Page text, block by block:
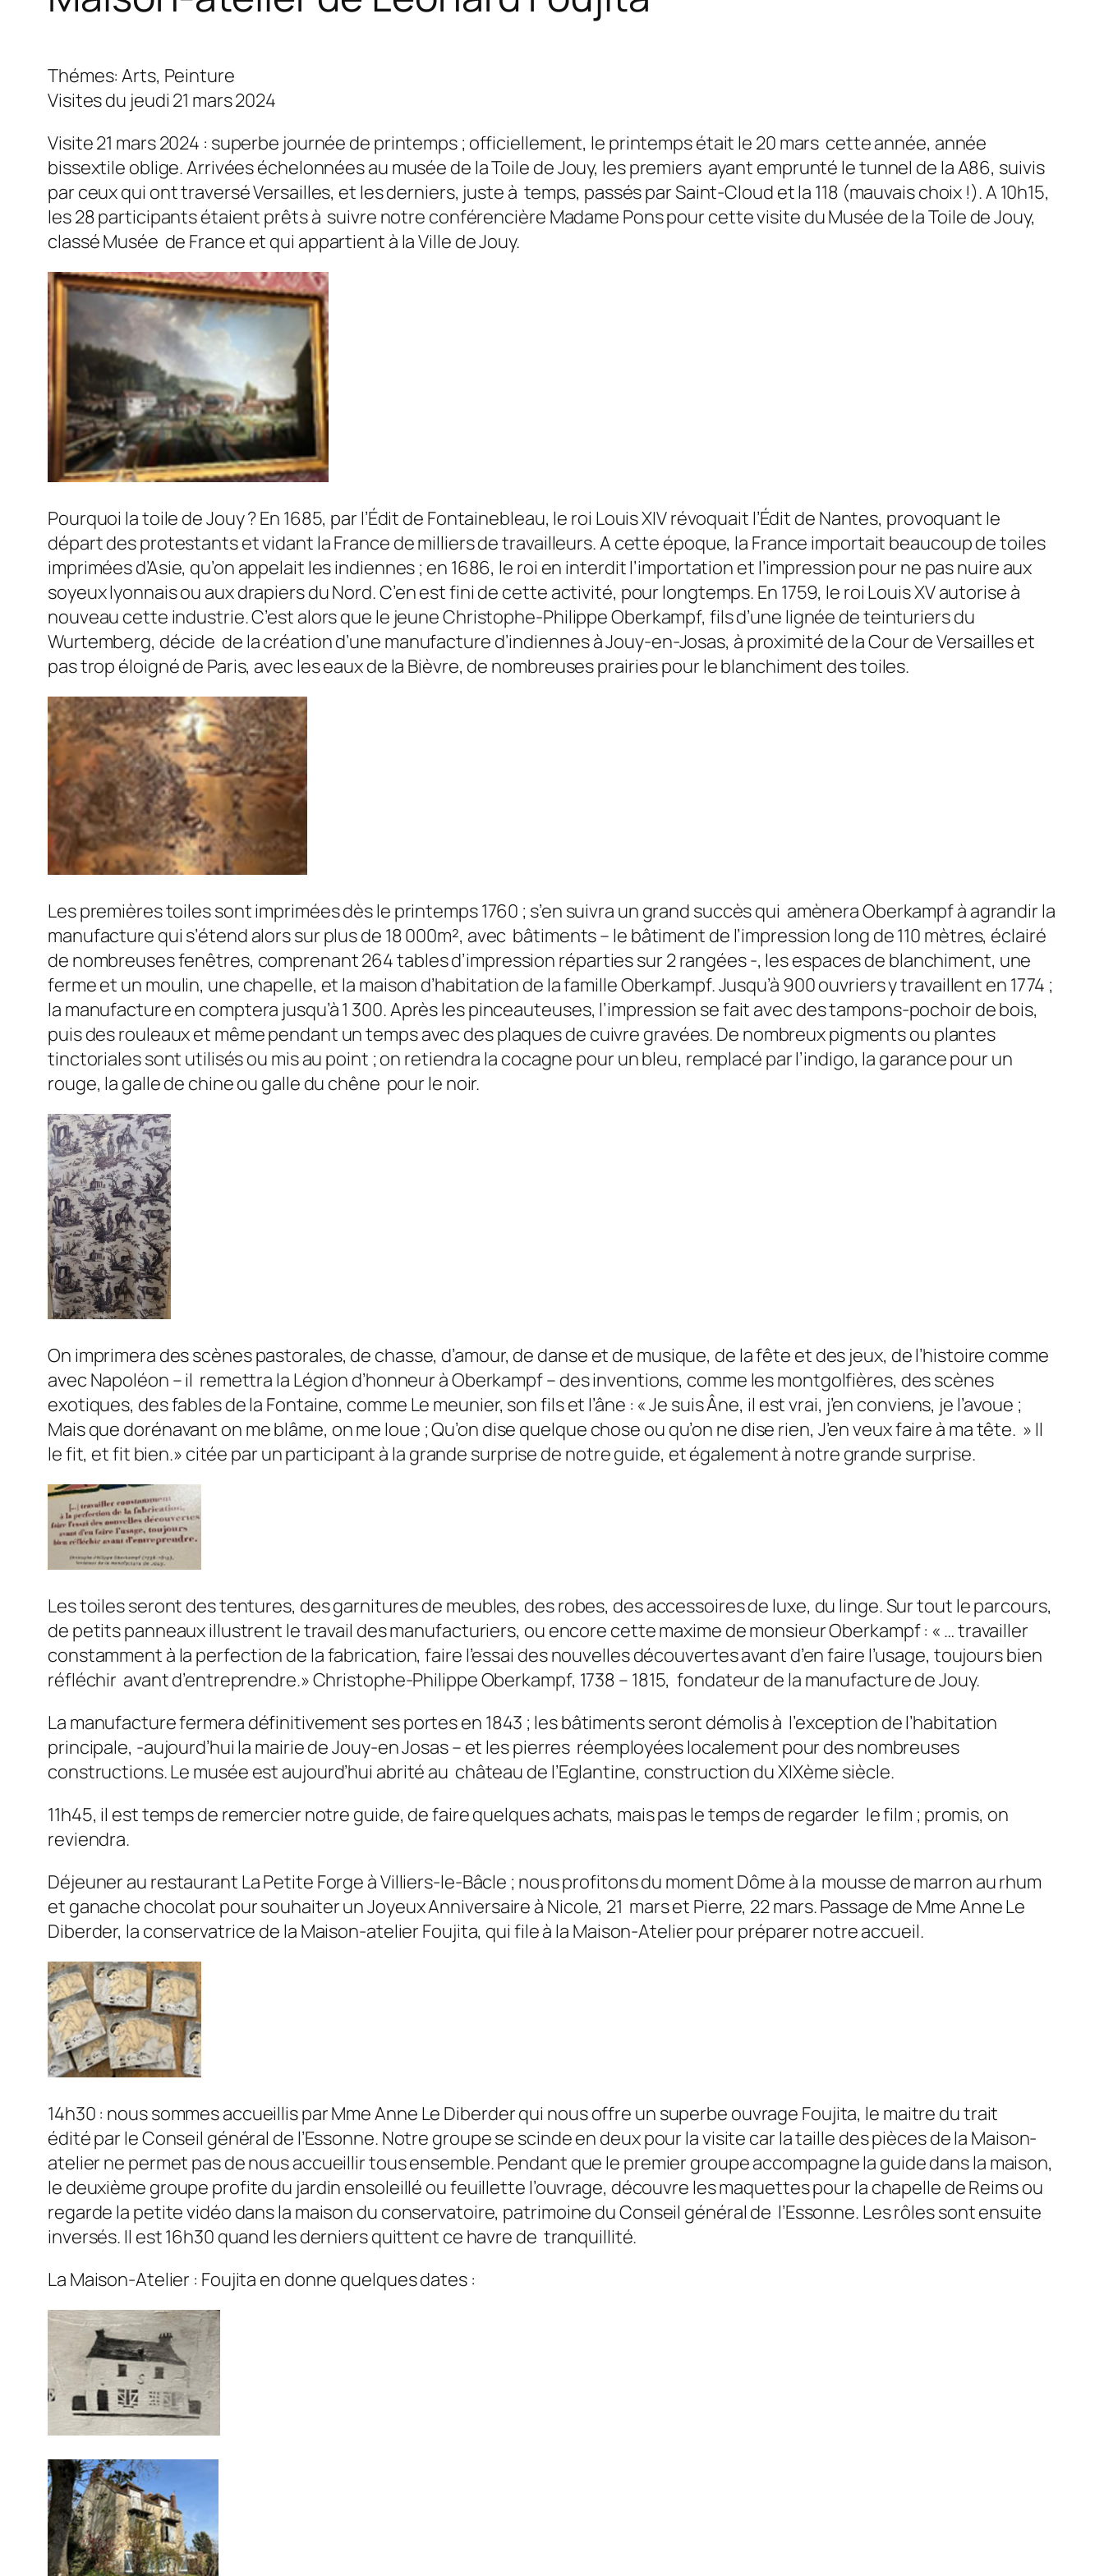
Thémes: Arts, Peinture
Visites du jeudi 21 mars 2024
Visite 21 mars 2024 : superbe journée de printemps ; officiellement, le printemps était le 20 mars cette année, année
bissextile oblige. Arrivées échelonnées au musée de la Toile de Jouy, les premiers ayant emprunté le tunnel de la A86, suivis
par ceux qui ont traversé Versailles, et les derniers, juste à temps, passés par Saint-Cloud et la 118 (mauvais choix !). A 10h15,
les 28 participants étaient prêts à suivre notre conférencière Madame Pons pour cette visite du Musée de la Toile de Jouy,
classé Musée de France et qui appartient à la Ville de Jouy.
Pourquoi la toile de Jouy ? En 1685, par l’Édit de Fontainebleau, le roi Louis XIV révoquait l’Édit de Nantes, provoquant le
départ des protestants et vidant la France de milliers de travailleurs. A cette époque, la France importait beaucoup de toiles
imprimées d’Asie, qu’on appelait les indiennes ; en 1686, le roi en interdit l’importation et l’impression pour ne pas nuire aux
soyeux lyonnais ou aux drapiers du Nord. C’en est fini de cette activité, pour longtemps. En 1759, le roi Louis XV autorise à
nouveau cette industrie. C’est alors que le jeune Christophe-Philippe Oberkampf, fils d’une lignée de teinturiers du
Wurtemberg, décide de la création d’une manufacture d’indiennes à Jouy-en-Josas, à proximité de la Cour de Versailles et
pas trop éloigné de Paris, avec les eaux de la Bièvre, de nombreuses prairies pour le blanchiment des toiles.
Les premières toiles sont imprimées dès le printemps 1760 ; s’en suivra un grand succès qui amènera Oberkampf à agrandir la
manufacture qui s’étend alors sur plus de 18 000m², avec bâtiments – le bâtiment de l’impression long de 110 mètres, éclairé
de nombreuses fenêtres, comprenant 264 tables d’impression réparties sur 2 rangées -, les espaces de blanchiment, une
ferme et un moulin, une chapelle, et la maison d’habitation de la famille Oberkampf. Jusqu’à 900 ouvriers y travaillent en 1774 ;
la manufacture en comptera jusqu’à 1 300. Après les pinceauteuses, l’impression se fait avec des tampons-pochoir de bois,
puis des rouleaux et même pendant un temps avec des plaques de cuivre gravées. De nombreux pigments ou plantes
tinctoriales sont utilisés ou mis au point ; on retiendra la cocagne pour un bleu, remplacé par l’indigo, la garance pour un
rouge, la galle de chine ou galle du chêne pour le noir.
On imprimera des scènes pastorales, de chasse, d’amour, de danse et de musique, de la fête et des jeux, de l’histoire comme
avec Napoléon – il remettra la Légion d’honneur à Oberkampf – des inventions, comme les montgolfières, des scènes
exotiques, des fables de la Fontaine, comme Le meunier, son fils et l’âne : « Je suis Âne, il est vrai, j’en conviens, je l’avoue ;
Mais que dorénavant on me blâme, on me loue ; Qu’on dise quelque chose ou qu’on ne dise rien, J’en veux faire à ma tête. » Il
le fit, et fit bien.» citée par un participant à la grande surprise de notre guide, et également à notre grande surprise.
Les toiles seront des tentures, des garnitures de meubles, des robes, des accessoires de luxe, du linge. Sur tout le parcours,
de petits panneaux illustrent le travail des manufacturiers, ou encore cette maxime de monsieur Oberkampf : « … travailler
constamment à la perfection de la fabrication, faire l’essai des nouvelles découvertes avant d’en faire l’usage, toujours bien
réfléchir avant d’entreprendre.» Christophe-Philippe Oberkampf, 1738 – 1815, fondateur de la manufacture de Jouy.
La manufacture fermera définitivement ses portes en 1843 ; les bâtiments seront démolis à l’exception de l’habitation
principale, -aujourd’hui la mairie de Jouy-en Josas – et les pierres réemployées localement pour des nombreuses
constructions. Le musée est aujourd’hui abrité au château de l’Eglantine, construction du XIXème siècle.
11h45, il est temps de remercier notre guide, de faire quelques achats, mais pas le temps de regarder le film ; promis, on
reviendra.
Déjeuner au restaurant La Petite Forge à Villiers-le-Bâcle ; nous profitons du moment Dôme à la mousse de marron au rhum
et ganache chocolat pour souhaiter un Joyeux Anniversaire à Nicole, 21 mars et Pierre, 22 mars. Passage de Mme Anne Le
Diberder, la conservatrice de la Maison-atelier Foujita, qui file à la Maison-Atelier pour préparer notre accueil.
14h30 : nous sommes accueillis par Mme Anne Le Diberder qui nous offre un superbe ouvrage Foujita, le maitre du trait
édité par le Conseil général de l’Essonne. Notre groupe se scinde en deux pour la visite car la taille des pièces de la Maison-
atelier ne permet pas de nous accueillir tous ensemble. Pendant que le premier groupe accompagne la guide dans la maison,
le deuxième groupe profite du jardin ensoleillé ou feuillette l’ouvrage, découvre les maquettes pour la chapelle de Reims ou
regarde la petite vidéo dans la maison du conservatoire, patrimoine du Conseil général de l’Essonne. Les rôles sont ensuite
inversés. Il est 16h30 quand les derniers quittent ce havre de tranquillité.
La Maison-Atelier : Foujita en donne quelques dates :